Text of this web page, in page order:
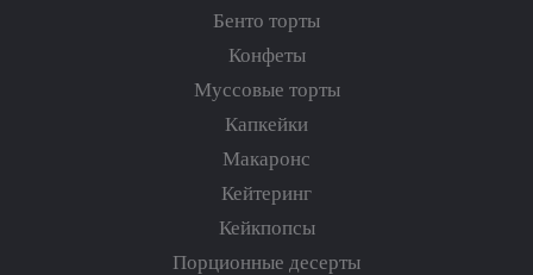
Бенто торты
Конфеты
Муссовые торты
Капкейки
Макаронс
Кейтеринг
Кейкпопсы
Порционные десерты